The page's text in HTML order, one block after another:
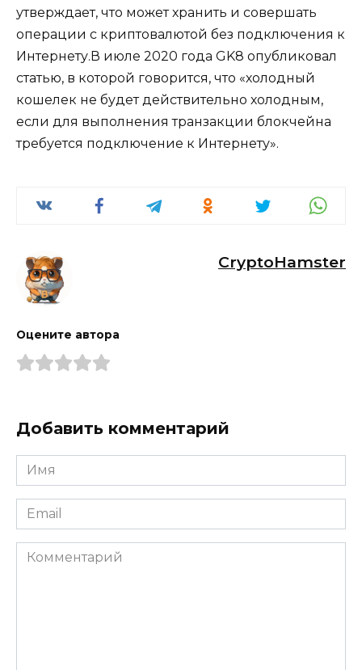
утверждает, что может хранить и совершать
операции с криптовалютой без подключения к
Интернету.В июле 2020 года GK8 опубликовал
статью, в которой говорится, что «холодный
кошелек не будет действительно холодным,
если для выполнения транзакции блокчейна
требуется подключение к Интернету».
CryptoHamster
Оцените автора
Добавить комментарий
Имя
*
Email
*
Комментарий